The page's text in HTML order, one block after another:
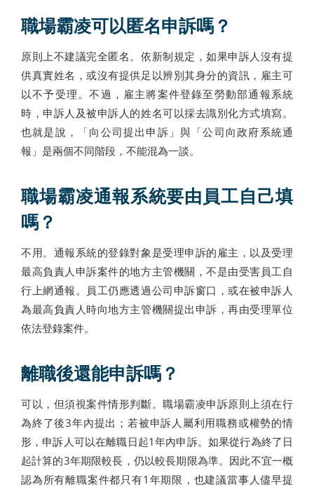
職場霸凌可以匿名申訴嗎？
原則上不建議完全匿名。依新制規定，如果申訴人沒有提
供真實姓名，或沒有提供足以辨別其身分的資訊，雇主可
以不予受理。不過，雇主將案件登錄至勞動部通報系統
時，申訴人及被申訴人的姓名可以採去識別化方式填寫。
也就是說，「向公司提出申訴」與「公司向政府系統通
報」是兩個不同階段，不能混為一談。
職場霸凌通報系統要由員工自己填
嗎？
不用。通報系統的登錄對象是受理申訴的雇主，以及受理
最高負責人申訴案件的地方主管機關，不是由受害員工自
行上網通報。員工仍應透過公司申訴窗口，或在被申訴人
為最高負責人時向地方主管機關提出申訴，再由受理單位
依法登錄案件。
離職後還能申訴嗎？
可以，但須視案件情形判斷。職場霸凌申訴原則上須在行
為終了後3年內提出；若被申訴人屬利用職務或權勢的情
形，申訴人可以在離職日起1年內申訴。如果從行為終了日
起計算的3年期限較長，仍以較長期限為準。因此不宜一概
認為所有離職案件都只有1年期限，也建議當事人儘早提